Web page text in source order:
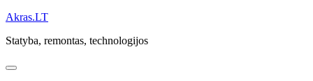
Skip
content
Akras.LT
Statyba, remontas, technologijos